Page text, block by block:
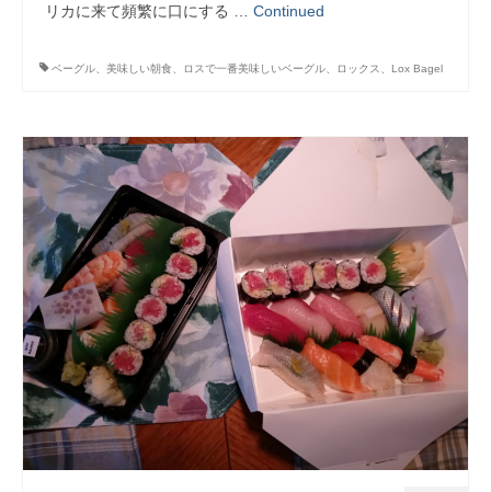
リカに来て頻繁に口にする … Continued
ベーグル、美味しい朝食、ロスで一番美味しいベーグル、ロックス、Lox Bagel